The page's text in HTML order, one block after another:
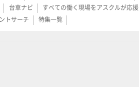
台車ナビ すべての働く現場をアスクルが応援
トサーチ 特集一覧